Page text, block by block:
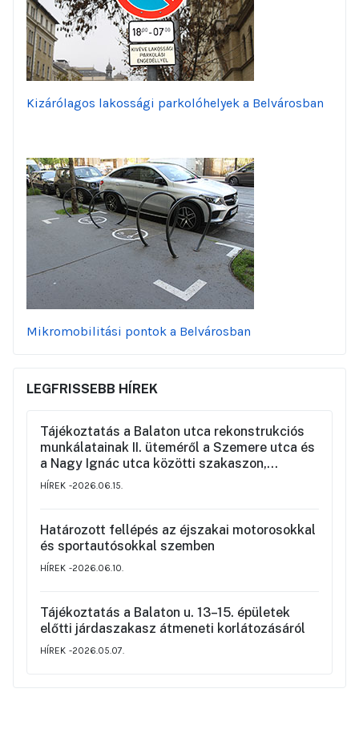
Kizárólagos lakossági parkolóhelyek a Belvárosban
Mikromobilitási pontok a Belvárosban
LEGFRISSEBB HÍREK
Tájékoztatás a Balaton utca rekonstrukciós
munkálatainak II. üteméről a Szemere utca és
a Nagy Ignác utca közötti szakaszon,
valamint a környék ideiglenes forgalmi
HÍREK 2026.06.15.
Határozott fellépés az éjszakai motorosokkal
és sportautósokkal szemben
HÍREK 2026.06.10.
Tájékoztatás a Balaton u. 13–15. épületek
előtti járdaszakasz átmeneti korlátozásáról
HÍREK 2026.05.07.